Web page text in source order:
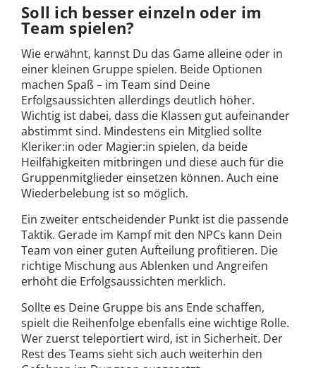
Soll ich besser einzeln oder im
Team spielen?
Wie erwähnt, kannst Du das Game alleine oder in
einer kleinen Gruppe spielen. Beide Optionen
machen Spaß – im Team sind Deine
Erfolgsaussichten allerdings deutlich höher.
Wichtig ist dabei, dass die Klassen gut aufeinander
abstimmt sind. Mindestens ein Mitglied sollte
Kleriker:in oder Magier:in spielen, da beide
Heilfähigkeiten mitbringen und diese auch für die
Gruppenmitglieder einsetzen können. Auch eine
Wiederbelebung ist so möglich.
Ein zweiter entscheidender Punkt ist die passende
Taktik. Gerade im Kampf mit den NPCs kann Dein
Team von einer guten Aufteilung profitieren. Die
richtige Mischung aus Ablenken und Angreifen
erhöht die Erfolgsaussichten merklich.
Sollte es Deine Gruppe bis ans Ende schaffen,
spielt die Reihenfolge ebenfalls eine wichtige Rolle.
Wer zuerst teleportiert wird, ist in Sicherheit. Der
Rest des Teams sieht sich auch weiterhin den